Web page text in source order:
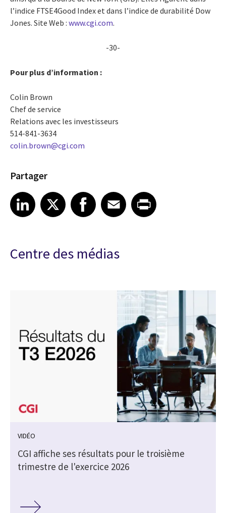
l’indice FTSE4Good Index et dans l’indice de durabilité Dow
Jones. Site Web : www.cgi.com.
-30-
Pour plus d’information :
Colin Brown
Chef de service
Relations avec les investisseurs
514-841-3634
colin.brown@cgi.com
Partager
Share article on LinkedIn
LinkedIn
Share article on XShare article on Facebook
Facebook
Share article on Email
EmailShare article on Print
Centre des médias
VIDÉO
CGI affiche ses résultats pour le troisième
trimestre de l'exercice 2026